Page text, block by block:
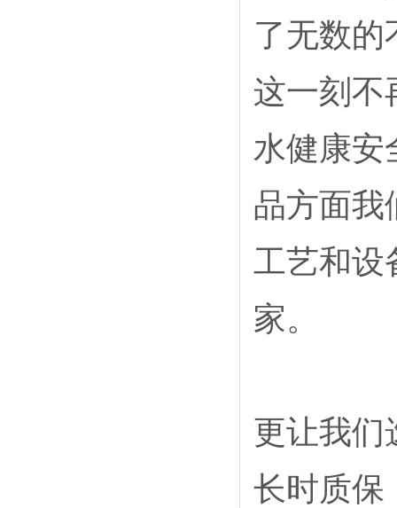
了无数的
这一刻不
水健康安
品方面我
工艺和设
家。
更让我们
长时质保